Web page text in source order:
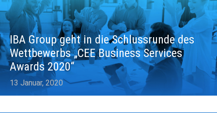
IBA Group geht in die Schlussrunde des
Wettbewerbs „CEE Business Services
Awards 2020“
13 Januar, 2020